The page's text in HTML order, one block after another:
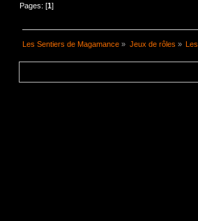
Pages: [1]
Les Sentiers de Magamance » Jeux de rôles »